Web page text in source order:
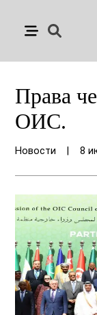
Права
ОИС.
Новости 8